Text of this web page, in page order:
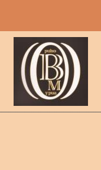
Orquesta de Pulso y Púa Maestro